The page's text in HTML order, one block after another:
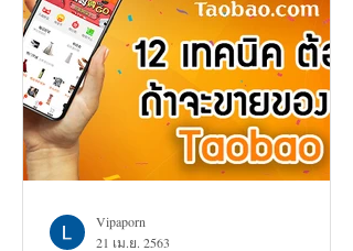
Vipaporn
21 เม.ย. 2563